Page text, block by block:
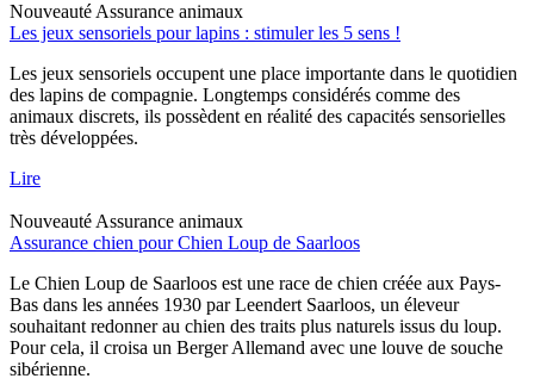
Nouveauté Assurance animaux
Les jeux sensoriels pour lapins : stimuler les 5 sens !
Les jeux sensoriels occupent une place importante dans le quotidien
des lapins de compagnie. Longtemps considérés comme des
animaux discrets, ils possèdent en réalité des capacités sensorielles
très développées.
Lire
Nouveauté Assurance animaux
Assurance chien pour Chien Loup de Saarloos
Le Chien Loup de Saarloos est une race de chien créée aux Pays-
Bas dans les années 1930 par Leendert Saarloos, un éleveur
souhaitant redonner au chien des traits plus naturels issus du loup.
Pour cela, il croisa un Berger Allemand avec une louve de souche
sibérienne.